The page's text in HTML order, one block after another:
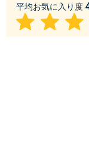
平均お気に入り度